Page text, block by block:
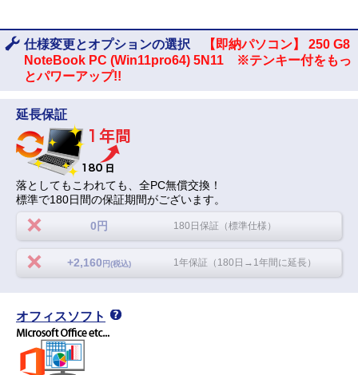
仕様変更とオプションの選択
【即納パソコン】 250 G8
NoteBook PC (Win11pro64) 5N11 ※テンキー付をもっ
とパワーアップ!!
延長保証
落としてもこわれても、全PC無償交換！
標準で180日間の保証期間がございます。
0円 180日保証（標準仕様）
+2,160 円(税込) 1年保証（180日→1年間に延長）
オフィスソフト